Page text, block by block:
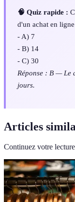
🧠 Quiz rapide :
d'un achat en
- A) 7
- B) 14
- C) 30
Réponse : B — Le
jours.
Articles
Continuez votre lecture